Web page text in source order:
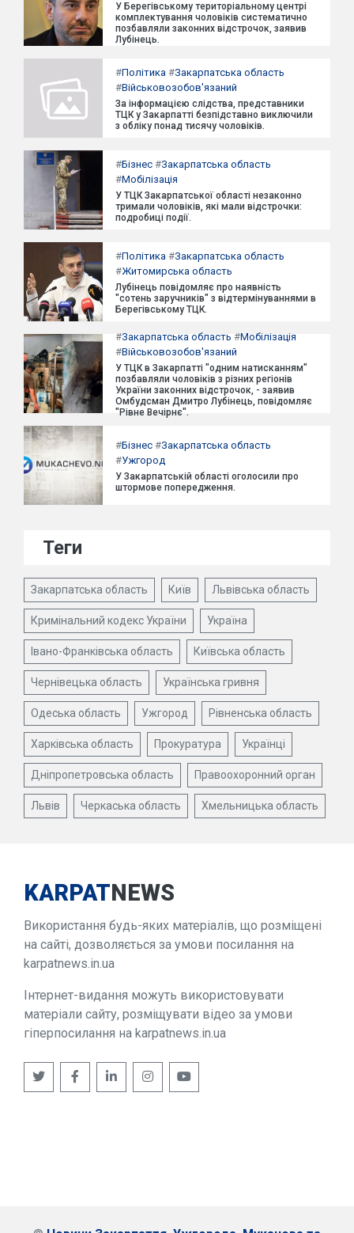
У Берегівському територіальному центрі
комплектування чоловіків систематично
позбавляли законних відстрочок, заявив
Лубінець.
#Політика #Закарпатська область
#Військовозобов'язаний
За інформацією слідства, представники
ТЦК у Закарпатті безпідставно виключили
з обліку понад тисячу чоловіків.
#Бізнес #Закарпатська область
#Мобілізація
У ТЦК Закарпатської області незаконно
тримали чоловіків, які мали відстрочки:
подробиці події.
#Політика #Закарпатська область
#Житомирська область
Лубінець повідомляє про наявність
"сотень заручників" з відтермінуваннями в
Берегівському ТЦК.
#Закарпатська область #Мобілізація
#Військовозобов'язаний
У ТЦК в Закарпатті "одним натисканням"
позбавляли чоловіків з різних регіонів
України законних відстрочок, - заявив
Омбудсман Дмитро Лубінець, повідомляє
"Рівне Вечірнє".
#Бізнес #Закарпатська область
#Ужгород
У Закарпатській області оголосили про
штормове попередження.
Теги
Закарпатська область Київ Львівська область
Кримінальний кодекс України Україна
Івано-Франківська область Київська область
Чернівецька область Українська гривня
Одеська область Ужгород Рівненська область
Харківська область Прокуратура Українці
Дніпропетровська область Правоохоронний орган
Львів Черкаська область Хмельницька область
KARPATNEWS
Використання будь-яких матеріалів, що розміщені
на сайті, дозволяється за умови посилання на
karpatnews.in.ua
Інтернет-видання можуть використовувати
матеріали сайту, розміщувати відео за умови
гіперпосилання на karpatnews.in.ua